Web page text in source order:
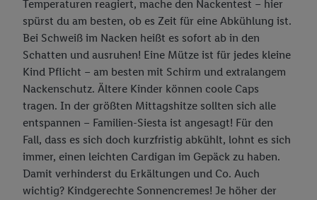
Temperaturen reagiert, mache den Nackentest – hier
spürst du am besten, ob es Zeit für eine Abkühlung ist.
Bei Schweiß im Nacken heißt es sofort ab in den
Schatten und ausruhen! Eine Mütze ist für jedes kleine
Kind Pflicht – am besten mit Schirm und extralangem
Nackenschutz. Ältere Kinder können coole Caps
tragen. In der größten Mittagshitze sollten sich alle
entspannen – Familien-Siesta ist angesagt! Für den
Fall, dass es sich doch kurzfristig abkühlt, lohnt es sich
immer, einen leichten Cardigan im Gepäck zu haben.
Damit verhinderst du Erkältungen und Co. Auch
wichtig? Kindgerechte Sonnencremes! Je höher der